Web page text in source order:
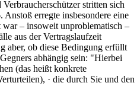
stritten sich
erregte insbesondere eine
– insoweit unproblematisch –
aus der Vertragslaufzeit
aber, ob diese Bedingung erfüllt
abhängig sein: "Hierbei
(das heißt konkrete
· die durch Sie und den